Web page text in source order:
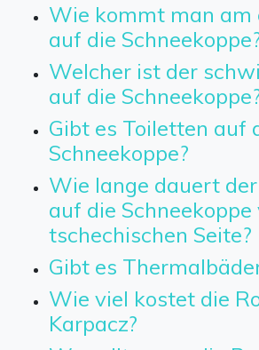
Wie kommt man am
auf die
Welcher ist der
auf die
Gibt es Toiletten auf
Schneekoppe?
Wie lange dauert
auf die Schneekoppe
tschechischen Seite?
Gibt es
Wie viel kostet die
Karpacz?